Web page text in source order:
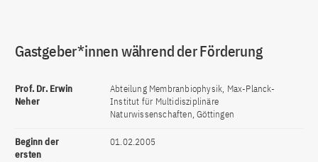
Gastgeber*innen während der Förderung
Prof. Dr. Erwin
Neher
Abteilung Membranbiophysik, Max-Planck-
Institut für Multidisziplinäre
Naturwissenschaften, Göttingen
Beginn der
ersten
01.02.2005